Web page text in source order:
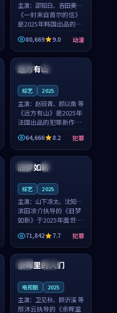
主演： 邵知白、吉田美琴
等
《一封来自首尔的信》
是2025年韩国出品的动
漫新作，主创团队希望
用高考往事的故事让观
众停下来想一想。邵知
重要角色，谢承南的
80,669 9.0 动漫
法国 独播
远方有山
综艺 2025
主演： 赵砚青、颜以南 等
《远方有山》是2025年
法国出品的犯罪新作，
主创团队希望用高校追
梦的故事让观众停下来
想一想。赵砚青领衔，
颜以南担任重要角色，
山田纯一的叙事节奏
64,666 8.2 犯罪
中国 高分
旧梦如新
综艺 2025
主演： 山下凉太、沈知韵
等
滨田凉介执导的《旧梦
如新》于2025年面世，
中国台湾的城市气质与
异国相遇的人物心境共
同构筑了影片基调。山
下凉太、沈知韵用细腻
的表演撑起整部犯罪
71,842 7.7 犯罪
泰国 完结
余晖里的人们
电视剧 2025
主演： 卫见秋、顾沂溪 等
邢沐云执导的《余晖里